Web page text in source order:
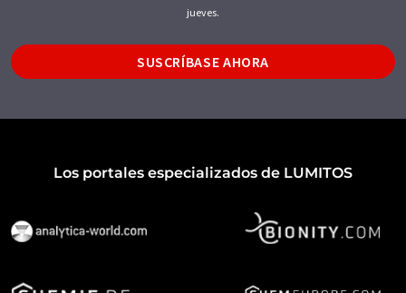
jueves.
SUSCRÍBASE AHORA
Los portales especializados de LUMITOS